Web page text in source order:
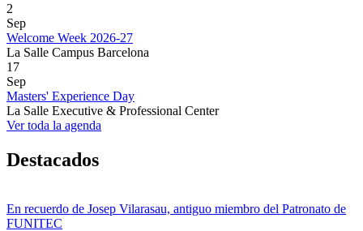
2
Sep
Welcome Week 2026-27
La Salle Campus Barcelona
17
Sep
Masters' Experience Day
La Salle Executive & Professional Center
Ver toda la agenda
Destacados
En recuerdo de Josep Vilarasau, antiguo miembro del Patronato de
FUNITEC